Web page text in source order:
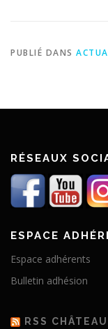
PUBLIÉ DANS
RÉSEAUX
ESPACE
Espace adhérents
Bulletin adhésion
RSS